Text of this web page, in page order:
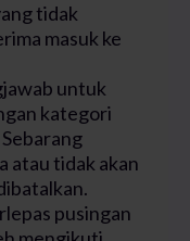
tidak
masuk ke
untuk
kategori
atau tidak akan
pusingan